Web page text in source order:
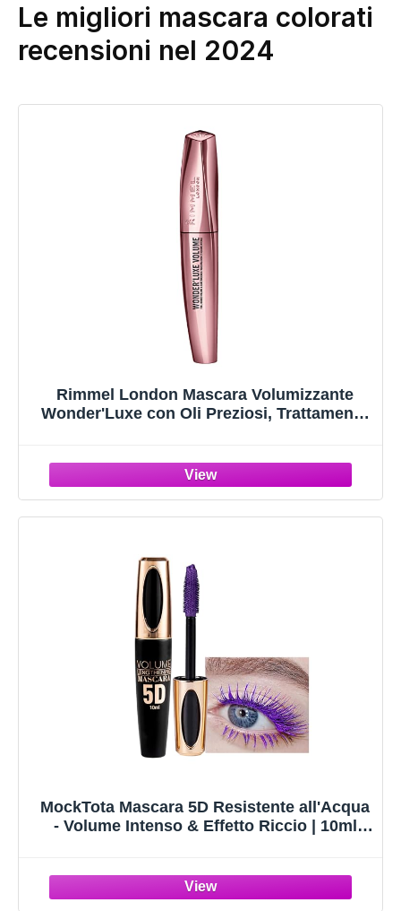
Le migliori mascara colorati
recensioni nel 2024
Rimmel London Mascara Volumizzante
Wonder'Luxe con Oli Preziosi, Trattamento
MockTota Mascara 5D Resistente all'Acqua
- Volume Intenso & Effetto Riccio | 10ml